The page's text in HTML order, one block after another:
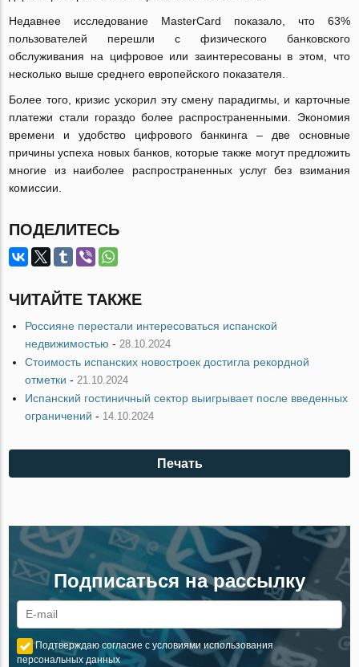
Недавнее исследование MasterCard показало, что 63%
пользователей перешли с физического банковского
обслуживания на цифровое или заинтересованы в этом, что
несколько выше среднего европейского показателя.
Более того, кризис ускорил эту смену парадигмы, и карточные
платежи стали гораздо более распространенными. Экономия
времени и удобство цифрового банкинга – две основные
причины успеха новых банков, которые также могут предложить
многие из наиболее распространенных услуг без взимания
комиссии.
ПОДЕЛИТЕСЬ
ЧИТАЙТЕ ТАКЖЕ
Россияне перестали интересоваться испанской
недвижимостью - 28.10.2024
Стоимость испанских новостроек достигла рекордной
отметки - 21.10.2024
Испанский гостиничный сектор выигрывает после введенных
ограничений - 14.10.2024
Печать
Подписаться на рассылку
Подтверждаю согласие с условиями использования
персональных данных